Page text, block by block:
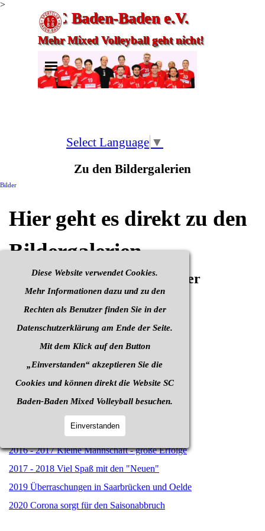
Diese Website verwendet Cookies.
Mehr Informationen dazu und zu den
Rechten als Benutzer finden Sie in der
Datenschutzerklärung am Ende der Seite.
Mit dem Klick auf den Button
„Einverstanden“ akzeptieren Sie die
Cookies und können direkt die Website SC
Baden-Baden Mixed Volleyball besuchen.
Einverstanden
>
Direkt zum SeiteninhaltSC Baden-Baden e.V.
Mehr Mixed Volleyball geht nicht!
Menü überspringen
Select Language ▼
Zu den Bildergalerien
Bilder
Hier geht es direkt zu den
Bildergalerien
Viel Spaß bei Durchstöbern der
Bildersammlung
2009 - 2013 Verjüngung und Neuaufbau
2014 - 2015 Medaillen und Pokale
2016 - 2017 Kleine Mannschaft - große Erfolge
2017 - 2018 Viel Spaß mit den "Neuen"
2019 Überraschungen in Saarbrücken und Oelde
2020 Corona sorgt für den Saisonabbruch